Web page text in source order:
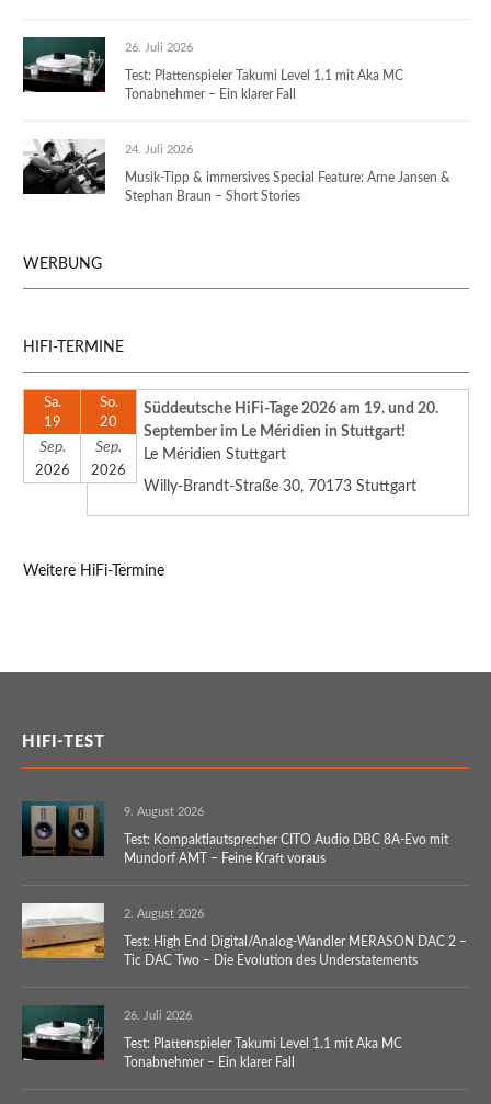
26. Juli 2026
Test: Plattenspieler Takumi Level 1.1 mit Aka MC
Tonabnehmer – Ein klarer Fall
24. Juli 2026
Musik-Tipp & immersives Special Feature: Arne Jansen &
Stephan Braun – Short Stories
WERBUNG
HIFI-TERMINE
Sa.
19
Sep.
2026
So.
20
Sep.
2026
Süddeutsche HiFi-Tage 2026 am 19. und 20.
September im Le Méridien in Stuttgart!
Le Méridien Stuttgart
Willy-Brandt-Straße 30, 70173 Stuttgart
Weitere HiFi-Termine
HIFI-TEST
9. August 2026
Test: Kompaktlautsprecher CITO Audio DBC 8A-Evo mit
Mundorf AMT – Feine Kraft voraus
2. August 2026
Test: High End Digital/Analog-Wandler MERASON DAC 2 –
Tic DAC Two – Die Evolution des Understatements
26. Juli 2026
Test: Plattenspieler Takumi Level 1.1 mit Aka MC
Tonabnehmer – Ein klarer Fall